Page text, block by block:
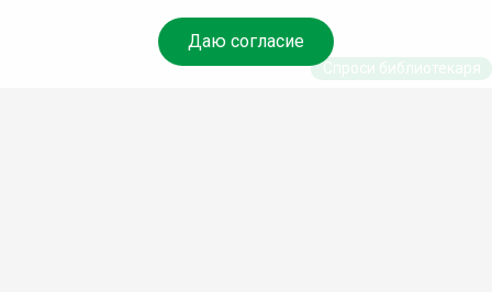
Даю согласие
Спроси библиотекаря